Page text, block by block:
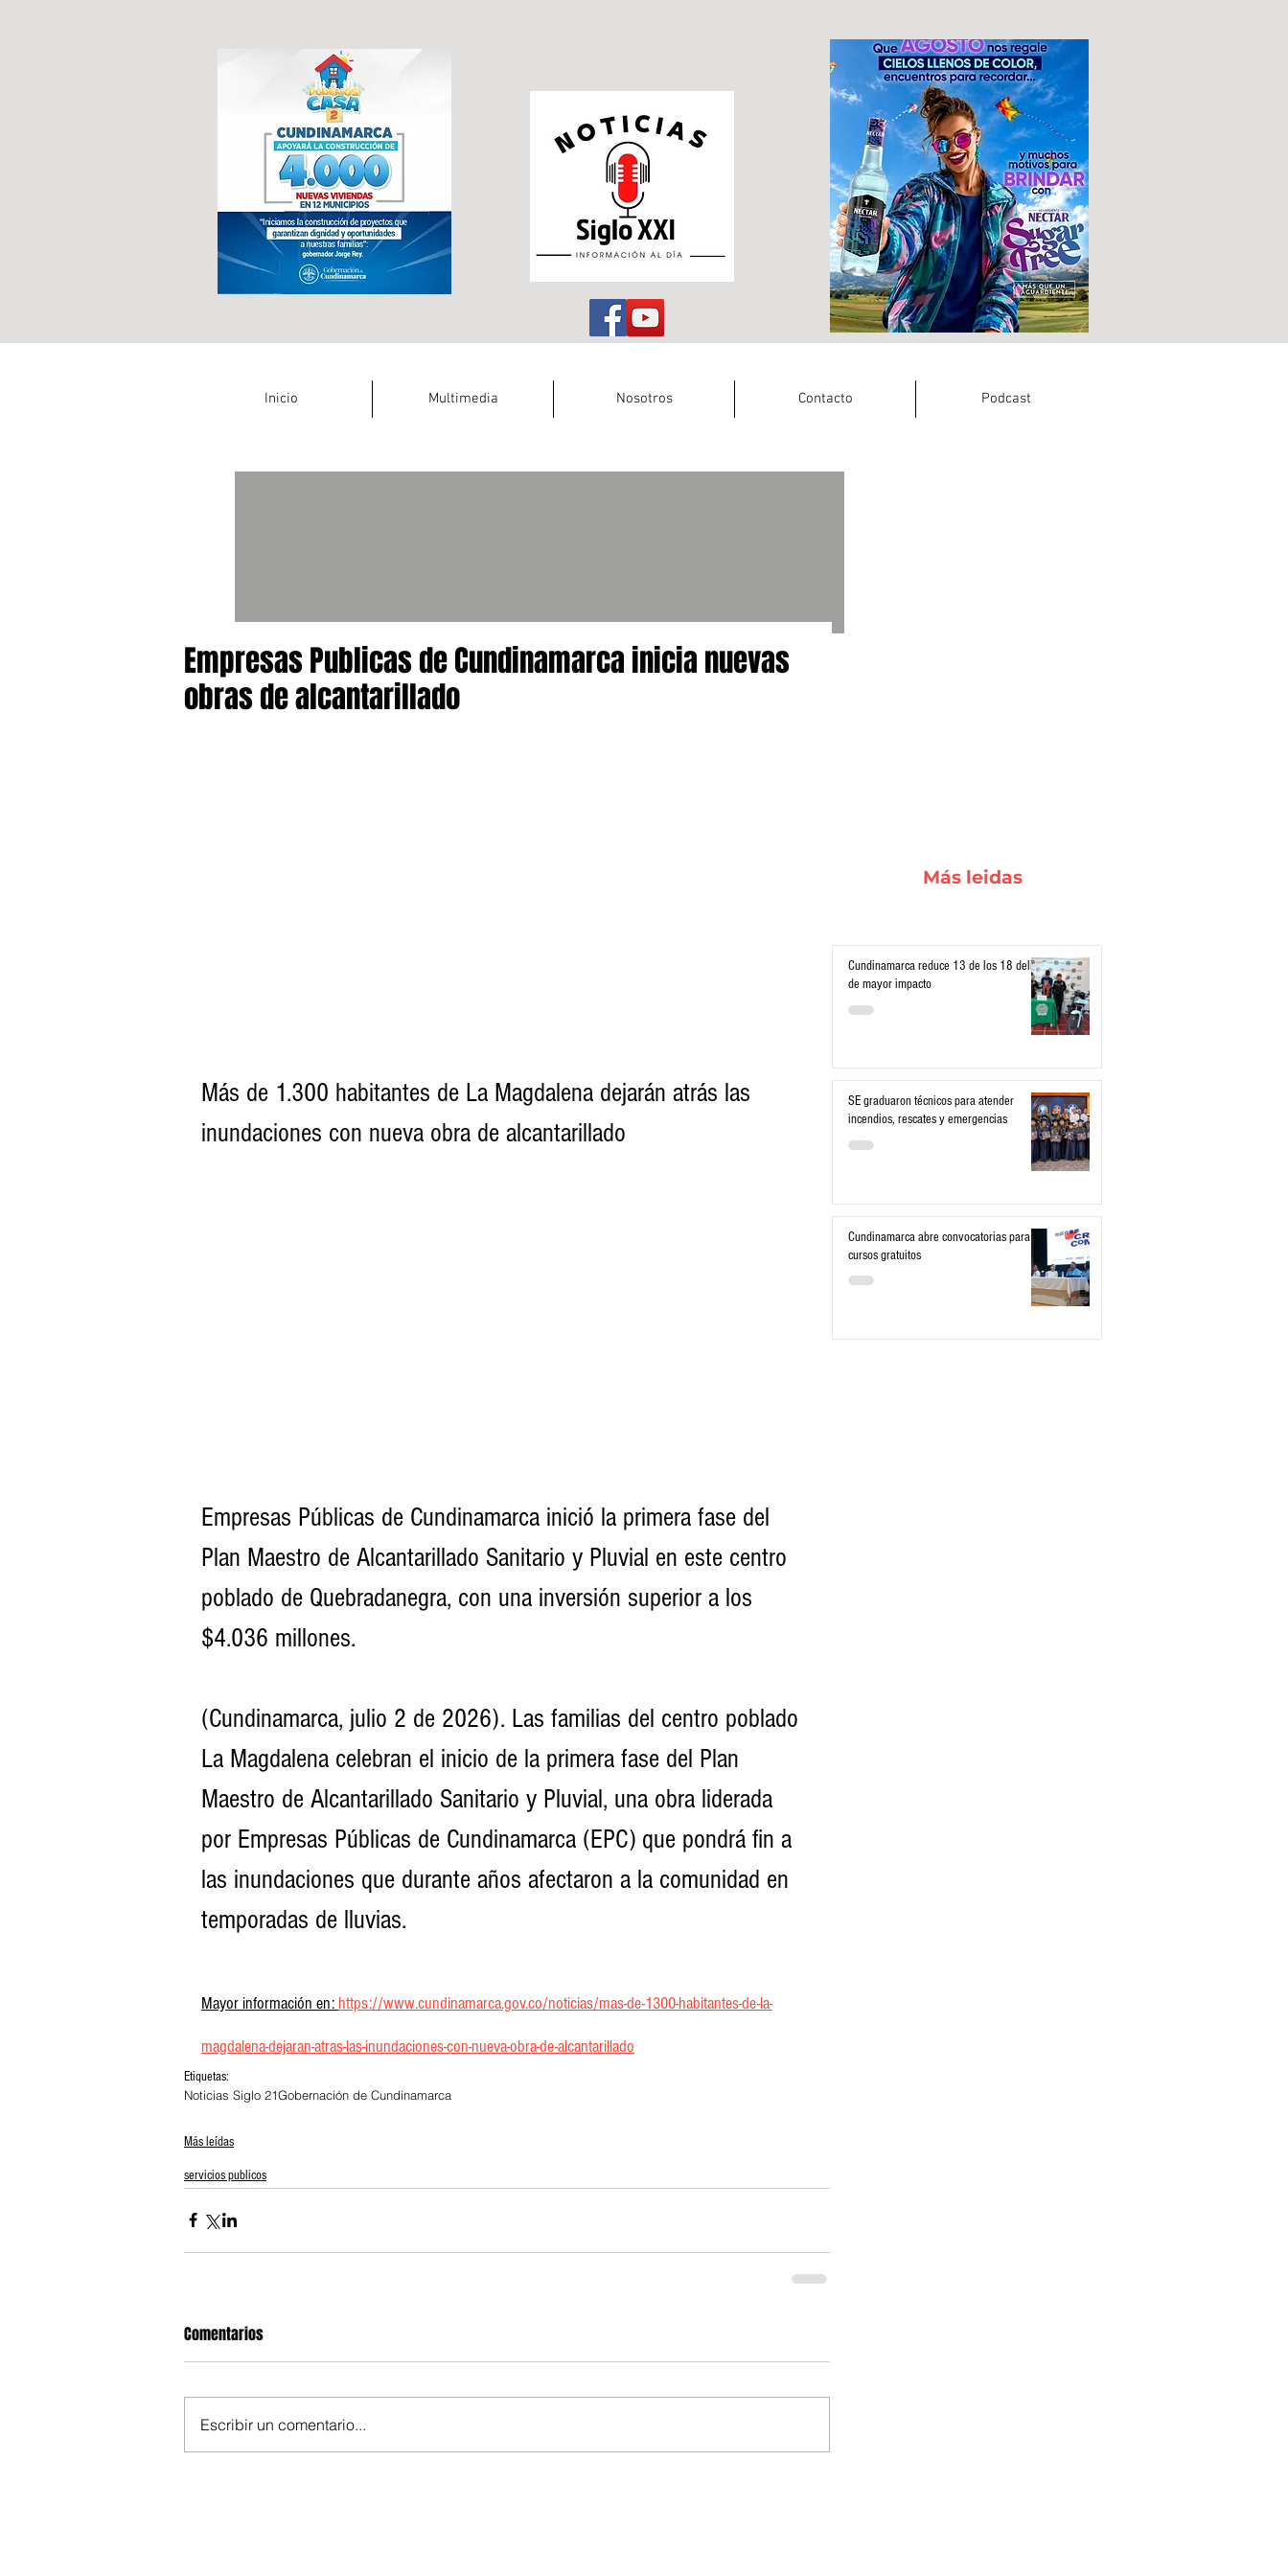
Inicio Multimedia Nosotros Contacto Podcast
Empresas Publicas de Cundinamarca inicia nuevas
obras de alcantarillado
Más de 1.300 habitantes de La Magdalena dejarán atrás las
inundaciones con nueva obra de alcantarillado
Empresas Públicas de Cundinamarca inició la primera fase del
Plan Maestro de Alcantarillado Sanitario y Pluvial en este centro
poblado de Quebradanegra, con una inversión superior a los
$4.036 millones.
(Cundinamarca, julio 2 de 2026). Las familias del centro poblado
La Magdalena celebran el inicio de la primera fase del Plan
Maestro de Alcantarillado Sanitario y Pluvial, una obra liderada
por Empresas Públicas de Cundinamarca (EPC) que pondrá fin a
las inundaciones que durante años afectaron a la comunidad en
temporadas de lluvias.
Mayor información en: https://www.cundinamarca.gov.co/noticias/mas-de-1300-habitantes-de-la-
magdalena-dejaran-atras-las-inundaciones-con-nueva-obra-de-alcantarillado
Etiquetas:
Noticias Siglo 21Gobernación de Cundinamarca
Más leídas
servicios publicos
Comentarios
Escribir un comentario...
Más leidas
Cundinamarca reduce 13 de los 18 delitos
de mayor impacto
SE graduaron técnicos para atender
incendios, rescates y emergencias
Cundinamarca abre convocatorias para
cursos gratuitos